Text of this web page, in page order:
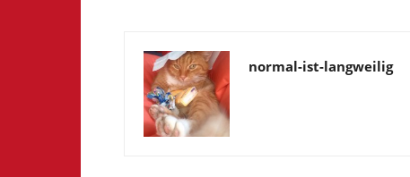
normal-ist-langweilig